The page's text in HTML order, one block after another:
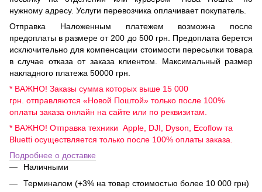
нужному адресу. Услуги перевозчика оплачивает покупатель.
Отправка Наложенным платежем возможна после
предоплаты в размере от 200 до 500 грн. Предоплата берется
исключительно для компенсации стоимости пересылки товара
в случае отказа от заказа клиентом. Максимальный размер
накладного платежа 50000 грн.
* ВАЖНО! Заказы сумма которых выше 15 000
грн. отправляются «Новой Поштой» только после 100%
оплаты заказа онлайн на сайте или по реквизитам.
* ВАЖНО! Отправка техники Apple, DJI, Dyson, Ecoflow та
Bluetti осуществляется только после 100% оплаты заказа.
Подробнее о доставке
Наличными
Терминалом (+3% на товар стоимостью более 10 000 грн)